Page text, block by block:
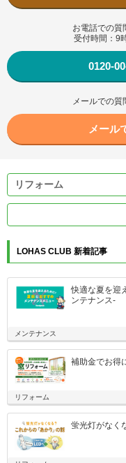
お電話での質
受付時間：9
0120-
メールでの質
メール
LOHAS CLUB 新着記事
快適な夏を迎
ンテナンス-
メンテナンス
補助金でお得
リフォーム
蛍光灯がなく